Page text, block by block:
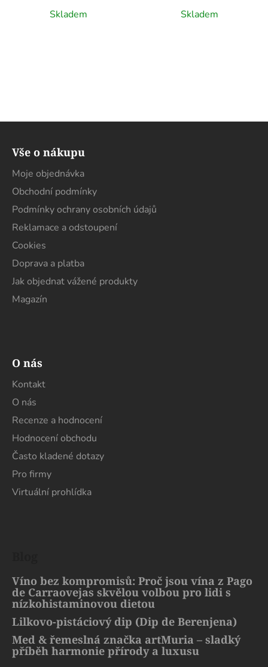
víno, 0,75l
Skladem
0,75l
Skladem
Vše o nákupu
Moje objednávka
Obchodní podmínky
Podmínky ochrany osobních údajů
Reklamace a odstoupení
Cookies
Doprava a platba
Jak objednat vážené produkty
Magazín
O nás
Kontakt
O nás
Recenze a hodnocení
Hodnocení obchodu
Často kladené dotazy
Pro firmy
Virtuální prohlídka
Víno bez kompromisů: Proč jsou vína z Pago
de Carraovejas skvělou volbou pro lidi s
nízkohistaminovou dietou
Lilkovo-pistáciový dip (Dip de Berenjena)
Med & řemeslná značka artMuria – sladký
příběh harmonie přírody a luxusu